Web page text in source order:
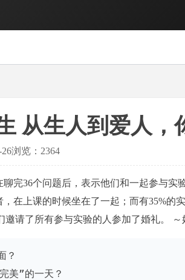
从生人到爱人，
浏览：2364
完36个问题后，表示他们和一起参与实
在上课的时候坐在了一起；而有35%的
请了所有参与实验的人参加了婚礼。 ～
？
美”的一天？